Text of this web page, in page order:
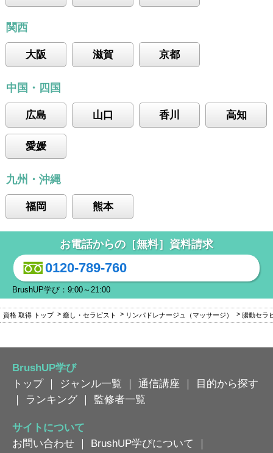
関西
大阪 滋賀 京都
中国・四国
広島 山口 香川 高知
愛媛
九州・沖縄
福岡 熊本
お電話からの［無料］資料請求
0120-789-760
BrushUP学び：9:00～21:00
資格 取得 トップ 癒し・セラピスト リンパドレナージュ（マッサージ） 腸動セラ
BrushUP学び
トップ｜ ジャンル一覧 ｜ 通信講座 ｜
目的から探す
｜
ランキング ｜ 監修者一覧
サイトについて
お問い合わせ ｜ BrushUP学びについて ｜